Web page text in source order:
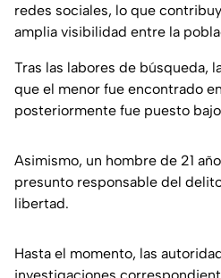
redes sociales, lo que
amplia visibilidad entre la
Tras las labores de búsqueda,
que el menor fue encontrado
posteriormente fue puesto
Asimismo, un hombre de 21
presunto responsable del
libertad.
Hasta el momento, las